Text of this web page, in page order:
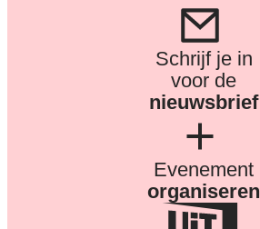
Schrijf je in
voor de
nieuwsbrief
Evenement
organiseren